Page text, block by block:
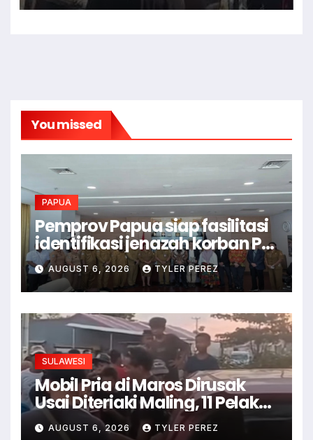
You missed
PAPUA
Pemprov Papua siap fasilitasi
identifikasi jenazah korban PD
II AUGUST 6, 2026 TYLER PEREZ
SULAWESI
Mobil Pria di Maros Dirusak
Usai Diteriaki Maling, 11 Pelaku
Ditangkap
AUGUST 6, 2026 TYLER PEREZ